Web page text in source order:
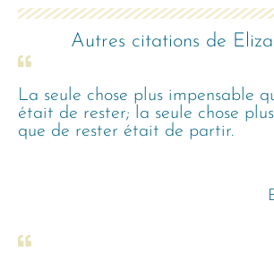
Autres citations de
La seule chose plus impensable
était de rester; la seule chose
que de rester était de partir.